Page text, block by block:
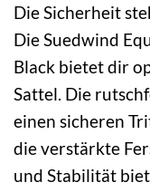
Die Sicherheit
Die Suedwind
Black bietet dir
Sattel. Die
einen sicheren
die verstärkte
und Stabilität